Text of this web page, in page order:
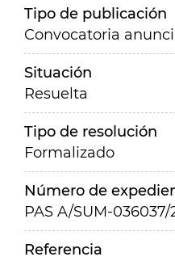
Tipo de publicación
Convocatoria
Situación
Resuelta
Tipo de resolución
Formalizado
Número de
PAS A/SUM-036037/
Referencia